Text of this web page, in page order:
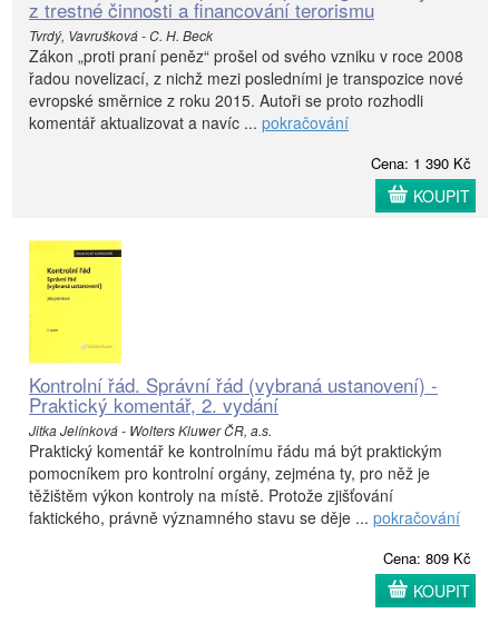
z trestné činnosti a financování terorismu
Tvrdý, Vavrušková - C. H. Beck
Zákon „proti praní peněz“ prošel od svého vzniku v roce 2008
řadou novelizací, z nichž mezi posledními je transpozice nové
evropské směrnice z roku 2015. Autoři se proto rozhodli
komentář aktualizovat a navíc ... pokračování
Cena: 1 390 Kč
KOUPIT
Kontrolní řád. Správní řád (vybraná ustanovení) -
Praktický komentář, 2. vydání
Jitka Jelínková - Wolters Kluwer ČR, a.s.
Praktický komentář ke kontrolnímu řádu má být praktickým
pomocníkem pro kontrolní orgány, zejména ty, pro něž je
těžištěm výkon kontroly na místě. Protože zjišťování
faktického, právně významného stavu se děje ... pokračování
Cena: 809 Kč
KOUPIT